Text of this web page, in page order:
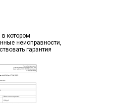
в котором
неисправности,
гарантия